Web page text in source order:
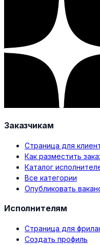
Заказчикам
Страница для
Как разместить
Каталог
Все категории
Опубликовать
Исполнителям
Страница для
Создать профиль